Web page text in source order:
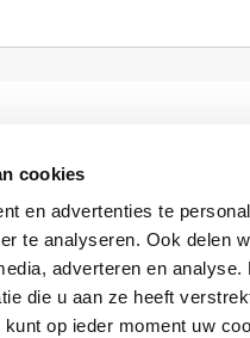
cookies
en advertenties te
te analyseren. Ook delen
adverteren en
die u aan ze heeft
op ieder moment uw
Over ons
Vacatures
Winkels en
Cadeaukaart